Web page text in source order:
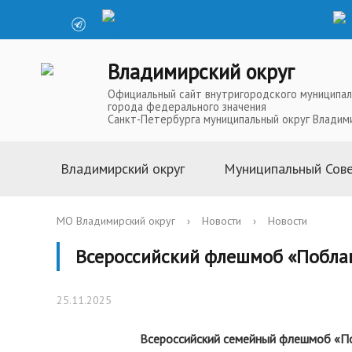
Владимирский округ
Официальный сайт внутригородского
города федерального значения
Санкт-Петербурга муниципальный округ
Владимирский округ
Информация о муниципальной
Устав
Символика
Карта округа
Муниципальный
Глава
Полномочия
Повестки, проекты
МО Владимирский округ › Новости › Новости
Всероссийский флешмоб
25.11.2025
Всероссийский семейный флешмоб